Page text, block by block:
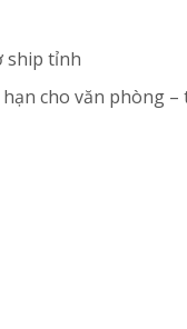
ship tỉnh
cho văn phòng